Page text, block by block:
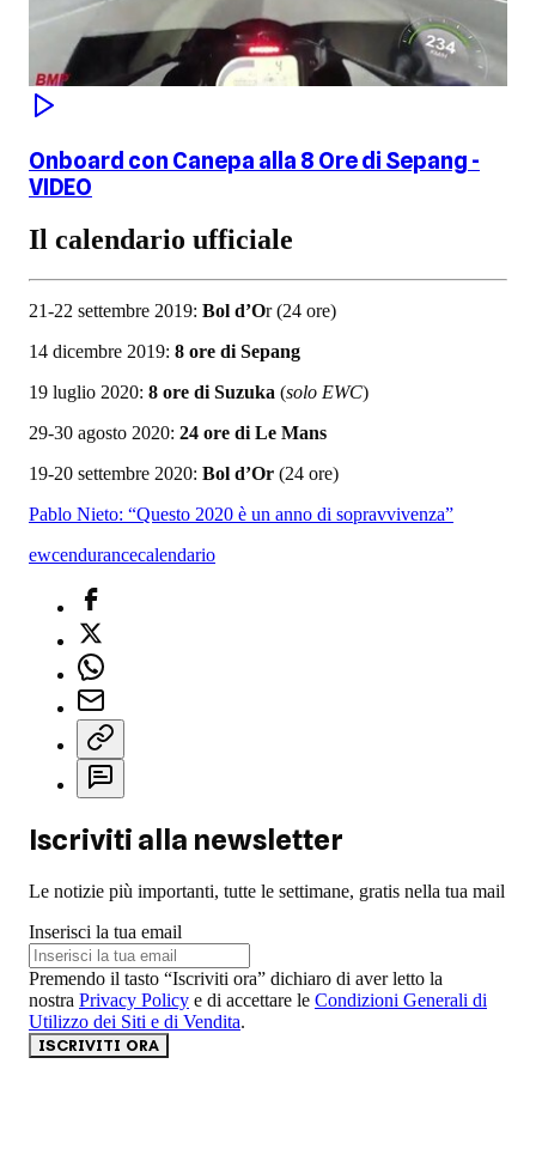
Onboard con Canepa alla 8 Ore di Sepang -
VIDEO
Il calendario ufficiale
21-22 settembre 2019: Bol d’Or (24 ore)
14 dicembre 2019: 8 ore di Sepang
19 luglio 2020: 8 ore di Suzuka (solo EWC)
29-30 agosto 2020: 24 ore di Le Mans
19-20 settembre 2020: Bol d’Or (24 ore)
Pablo Nieto: “Questo 2020 è un anno di sopravvivenza”
ewcendurancecalendario
Iscriviti alla newsletter
Le notizie più importanti, tutte le settimane, gratis nella tua mail
Inserisci la tua email
Premendo il tasto “Iscriviti ora” dichiaro di aver letto la
nostra Privacy Policy e di accettare le Condizioni Generali di
Utilizzo dei Siti e di Vendita.
ISCRIVITI ORA